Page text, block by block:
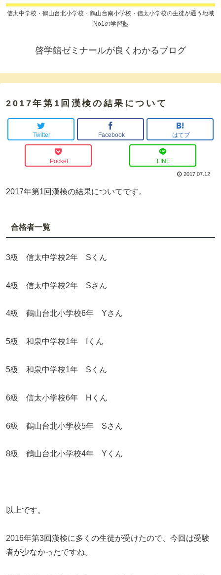
信太中学校・鶴山台北小学校・鶴山台南小学校・信太小学校の生徒が通う地域
No1の学習塾
啓学館ゼミナールが良くわかるブログ
2017年第1回漢検の結果について
Twitter Facebook はてブ
Pocket LINE
2017.07.12
2017年第1回漢検の結果についてです。
合格者一覧
3級 信太中学校2年 Sくん
4級 信太中学校2年 Sさん
4級 鶴山台北小学校6年 Yさん
5級 和泉中学校1年 Iくん
5級 和泉中学校1年 Sくん
6級 信太小学校6年 Hくん
6級 鶴山台北小学校5年 Sさん
8級 鶴山台北小学校4年 Yくん
以上です。
2016年第3回漢検に多くの生徒が受けたので、今回は受験
者が少なかったですね。